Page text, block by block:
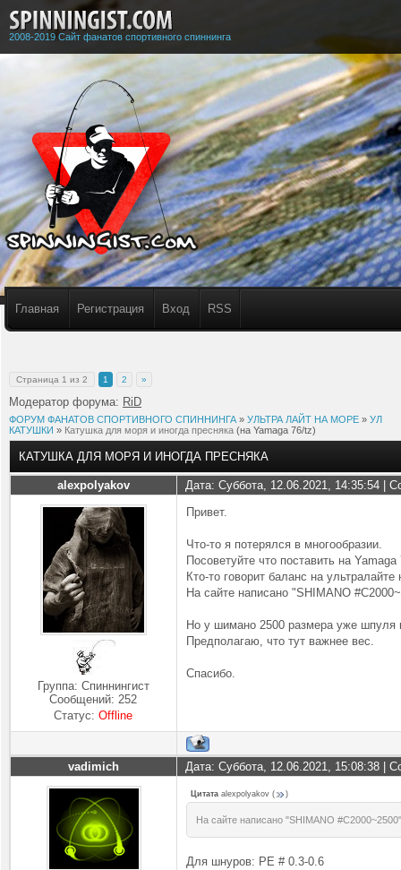
2008-2019 Сайт фанатов спортивного спиннинга
Главная Регистрация Вход RSS
Страница 1 из 2 1 2 »
Модератор форума: RiD
ФОРУМ ФАНАТОВ СПОРТИВНОГО СПИННИНГА » УЛЬТРА ЛАЙТ НА МОРЕ » УЛ
КАТУШКИ » Катушка для моря и иногда пресняка (на Yamaga 76/tz)
КАТУШКА ДЛЯ МОРЯ И ИНОГДА ПРЕСНЯКА
alexpolyakov Дата: Суббота, 12.06.2021, 14:35:54 |
Группа: Спиннингист
Сообщений:252
Статус:Offline
Привет.
Что-то я потерялся в многообразии.
Посоветуйте что поставить на
Кто-то говорит баланс на
На сайте написано "SHIMANO
Но у шимано 2500 размера уже шпуля
Предполагаю, что тут важнее вес.
Спасибо.
vadimich Дата: Суббота, 12.06.2021, 15:08:38 |
Цитата alexpolyakov ( )
На сайте написано "SHIMANO #C2000~2500"
Для шнуров: PE # 0.3-0.6